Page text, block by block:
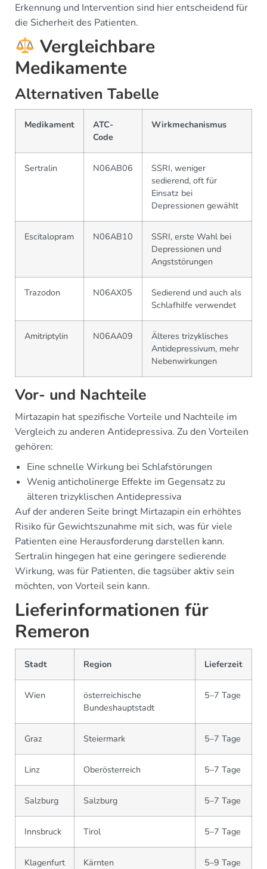
Erkennung und Intervention sind hier entscheidend für
die Sicherheit des Patienten.
Vergleichbare
Medikamente
Alternativen Tabelle
Medikament
ATC-
Code
Wirkmechanismus
Sertralin N06AB06
SSRI, weniger
sedierend, oft für
Einsatz bei
Depressionen gewählt
Escitalopram N06AB10
SSRI, erste Wahl bei
Depressionen und
Angststörungen
Trazodon N06AX05
Sedierend und auch als
Schlafhilfe verwendet
Amitriptylin N06AA09
Älteres trizyklisches
Antidepressivum, mehr
Nebenwirkungen
Vor- und Nachteile
Mirtazapin hat spezifische Vorteile und Nachteile im
Vergleich zu anderen Antidepressiva. Zu den Vorteilen
gehören:
Eine schnelle Wirkung bei Schlafstörungen
Wenig anticholinerge Effekte im Gegensatz zu
älteren trizyklischen Antidepressiva
Auf der anderen Seite bringt Mirtazapin ein erhöhtes
Risiko für Gewichtszunahme mit sich, was für viele
Patienten eine Herausforderung darstellen kann.
Sertralin hingegen hat eine geringere sedierende
Wirkung, was für Patienten, die tagsüber aktiv sein
möchten, von Vorteil sein kann.
Lieferinformationen für
Remeron
Stadt Region Lieferzeit
Wien
österreichische
Bundeshauptstadt
5–7 Tage
Graz Steiermark 5–7 Tage
Linz Oberösterreich 5–7 Tage
Salzburg Salzburg 5–7 Tage
Innsbruck Tirol 5–7 Tage
Klagenfurt Kärnten 5–9 Tage